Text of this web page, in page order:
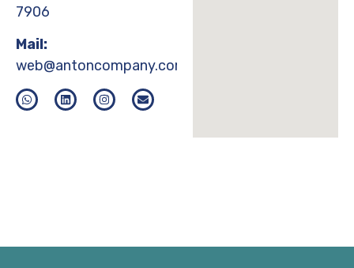
7906
Mail:
web@antoncompany.com.ar